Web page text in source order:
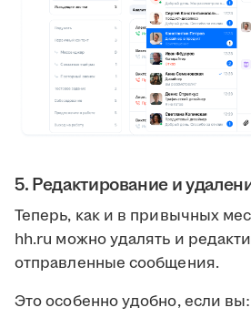
5. Редактирование и
Теперь, как и в привычных
hh.ru можно удалять и
отправленные сообщения.
Это особенно удобно, если вы: